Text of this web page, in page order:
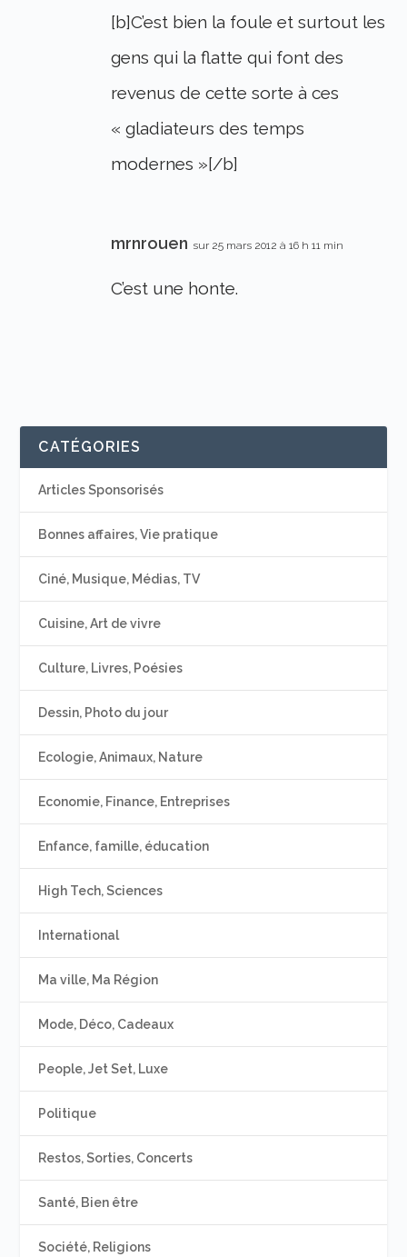
[b]C’est bien la foule et surtout les
gens qui la flatte qui font des
revenus de cette sorte à ces
« gladiateurs des temps
modernes »[/b]
mrnrouen sur 25 mars 2012 à 16 h 11 min
C’est une honte.
CATÉGORIES
Articles Sponsorisés
Bonnes affaires, Vie pratique
Ciné, Musique, Médias, TV
Cuisine, Art de vivre
Culture, Livres, Poésies
Dessin, Photo du jour
Ecologie, Animaux, Nature
Economie, Finance, Entreprises
Enfance, famille, éducation
High Tech, Sciences
International
Ma ville, Ma Région
Mode, Déco, Cadeaux
People, Jet Set, Luxe
Politique
Restos, Sorties, Concerts
Santé, Bien être
Société, Religions